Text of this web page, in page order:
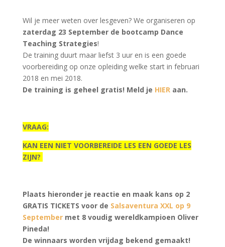
Wil je meer weten over lesgeven? We organiseren op
zaterdag 23 September de bootcamp Dance
Teaching Strategies!
De training duurt maar liefst 3 uur en is een goede
voorbereiding op onze opleiding welke start in februari
2018 en mei 2018.
De training is geheel gratis! Meld je HIERaan.
VRAAG:
KAN EEN NIET VOORBEREIDE LES EEN GOEDE LES
ZIJN?
Plaats hieronder je reactie en maak kans op 2
GRATIS TICKETS voor de Salsaventura XXL op 9
Septembermet 8 voudig wereldkampioen Oliver
Pineda!
De winnaars worden vrijdag bekend gemaakt!